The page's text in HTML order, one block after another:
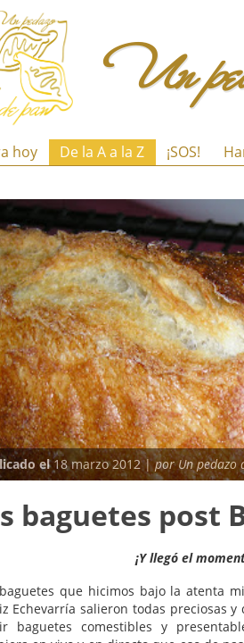
Un
Para hoy De la A a la Z
Publicado el18 marzo 2012 |por
Las baguetes
¡Y llegó